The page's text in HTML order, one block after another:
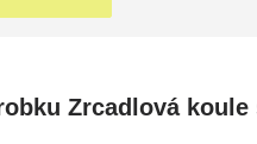
Zrcadlová koule